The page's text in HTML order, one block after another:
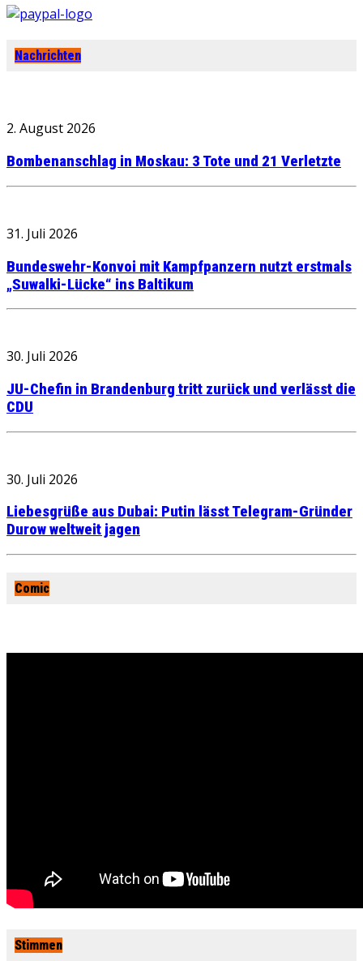
Nachrichten
2. August 2026
Bombenanschlag in Moskau: 3 Tote und 21 Verletzte
31. Juli 2026
Bundeswehr-Konvoi mit Kampfpanzern nutzt erstmals
„Suwalki-Lücke“ ins Baltikum
30. Juli 2026
JU-Chefin in Brandenburg tritt zurück und verlässt die
CDU
30. Juli 2026
Liebesgrüße aus Dubai: Putin lässt Telegram-Gründer
Durow weltweit jagen
Comic
Stimmen